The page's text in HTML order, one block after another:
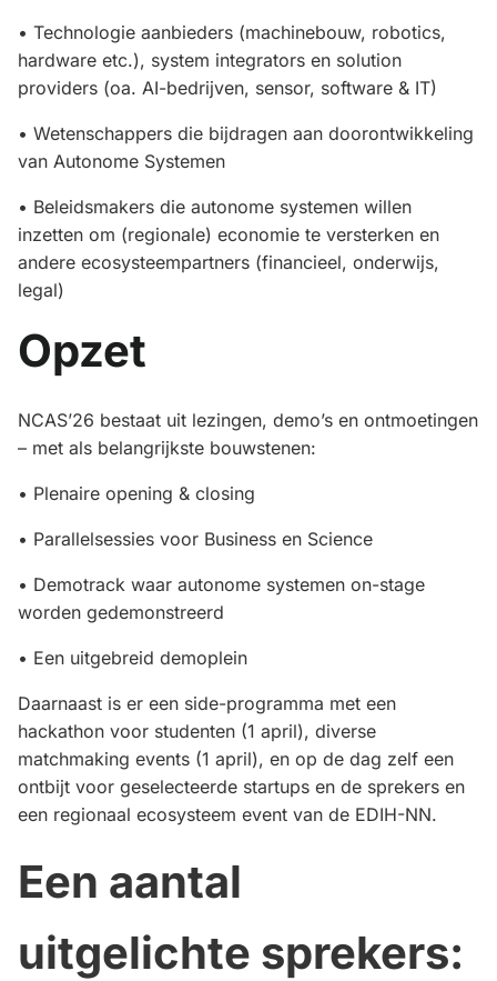
• Technologie aanbieders (machinebouw, robotics,
hardware etc.), system integrators en solution
providers (oa. AI-bedrijven, sensor, software & IT)
• Wetenschappers die bijdragen aan doorontwikkeling
van Autonome Systemen
• Beleidsmakers die autonome systemen willen
inzetten om (regionale) economie te versterken en
andere ecosysteempartners (financieel, onderwijs,
legal)
Opzet
NCAS’26 bestaat uit lezingen, demo’s en ontmoetingen
– met als belangrijkste bouwstenen:
• Plenaire opening & closing
• Parallelsessies voor Business en Science
• Demotrack waar autonome systemen on-stage
worden gedemonstreerd
• Een uitgebreid demoplein
Daarnaast is er een side-programma met een
hackathon voor studenten (1 april), diverse
matchmaking events (1 april), en op de dag zelf een
ontbijt voor geselecteerde startups en de sprekers en
een regionaal ecosysteem event van de EDIH-NN.
Een aantal
uitgelichte sprekers: